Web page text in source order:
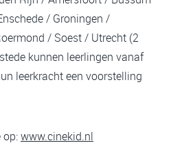
/ Groningen /
/ Soest / Utrecht (2
kunnen leerlingen vanaf
leerkracht een voorstelling
op:www.cinekid.nl